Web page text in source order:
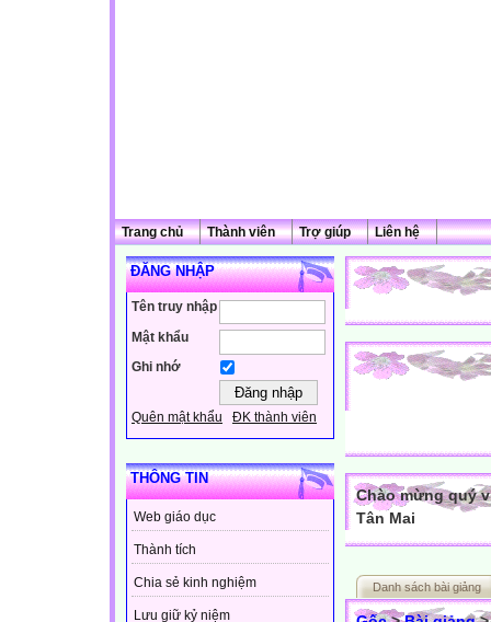
Trang chủ Thành viên Trợ giúp Liên hệ
ĐĂNG NHẬP
Tên truy nhập
Mật khẩu
Ghi nhớ
Quên mật khẩu ĐK thành viên
THÔNG TIN
Web giáo dục
Thành tích
Chia sẻ kinh nghiệm
Lưu giữ kỷ niệm
Chào mừng quý
Tân Mai
Danh sách bài giảng